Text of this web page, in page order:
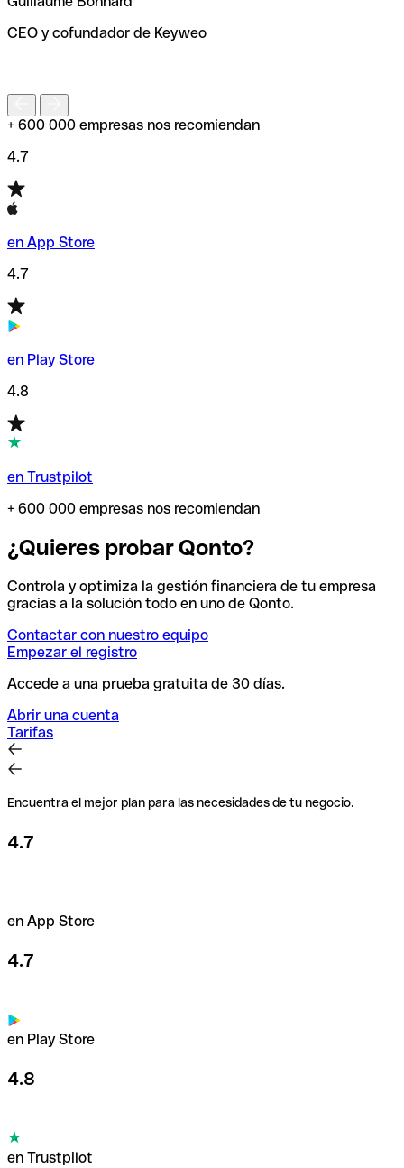
de enviar tu transferencia.
CEO y cofundador de Keyweo
+ 600 000 empresas nos recomiendan
4.7
en App Store
4.7
en Play Store
4.8
en Trustpilot
+ 600 000 empresas nos recomiendan
¿Quieres probar Qonto?
Controla y optimiza la gestión financiera de tu empresa
gracias a la solución todo en uno de Qonto.
Contactar con nuestro equipo
Empezar el registro
Accede a una prueba gratuita de 30 días.
Abrir una cuenta
Tarifas
Encuentra el mejor plan para las necesidades de tu negocio.
4.7
en App Store
4.7
en Play Store
4.8
en Trustpilot